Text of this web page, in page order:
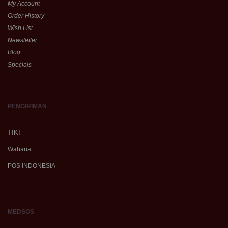
My Account
Order History
Wish List
Newsletter
Blog
Specials
PENGIRIMAN
TIKI
Wahana
POS INDONESIA
MEDSOS